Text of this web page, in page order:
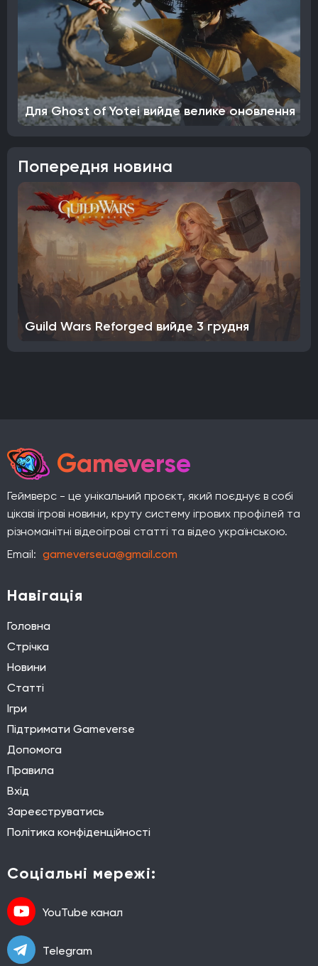
Для Ghost of Yotei вийде велике оновлення
Попередня новина
Guild Wars Reforged вийде 3 грудня
Gameverse
Геймверс - це унікальний проєкт, який поєднує в собі
цікаві ігрові новини, круту систему ігрових профілей та
різноманітні відеоігрові статті та відео українською.
Email: gameverseua@gmail.com
Навігація
Головна
Стрічка
Новини
Статті
Ігри
Підтримати Gameverse
Допомога
Правила
Вхід
Зареєструватись
Політика конфіденційності
Соціальні мережі:
YouTube канал
Telegram